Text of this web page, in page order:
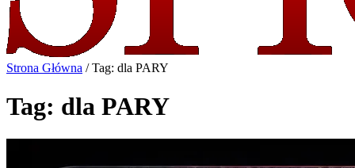
Strona Główna / Tag: dla PARY
Tag: dla PARY